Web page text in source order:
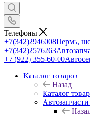
Телефоны
+7(342)2946008Пермь,
+7(342)2576263
+7 (922) 355-60-00
Каталог товаров
Назад
Каталог